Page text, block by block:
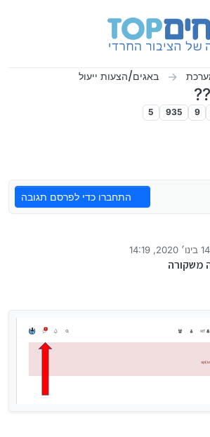
באגים/הצעות ייעול
9
935
5
התחברו כדי לפרסם תגובה
14 בינו׳ 2020, 14:19
לאחרונה על ידי
משקורה